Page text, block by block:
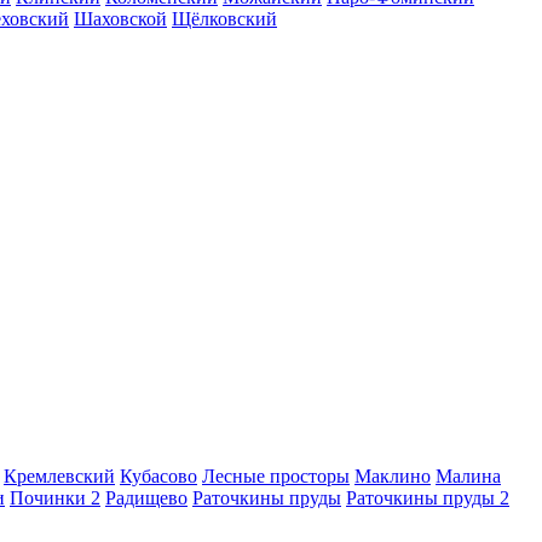
Шаховской Щёлковский
Кремлевский Кубасово Лесные просторы Маклино Малина
Починки 2 Радищево Раточкины пруды Раточкины пруды 2